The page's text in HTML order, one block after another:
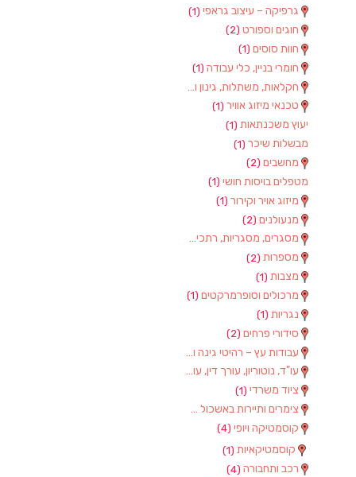
גרפיקה – עיצוב גראפי (1)
חוגים וספורט (2)
חוות סוסים (1)
חומרי בניין, כלי עבודה (1)
חקלאות, משתלות, גינון וציוד
טכנאי מיזוג אוויר (1)
יעוץ משכנתאות (1)
מבשלות שיכר (1)
מחשבים (2)
מטפלים בויסות חושי (1)
מיזוג אויר וקירור (1)
מנעולנים (2)
מסגרים, מסגריות, רתכים ועבודות מתכת
מספרות (2)
מצבות (1)
מרכולים וסופרמרקטים (1)
נגריות (1)
סידורי פרחים (2)
עבודות עץ – רהיטי גינה וגן
עו"ד, נוטוריון, עורך דין, עורכי דין
ציוד משרדי (1)
צימרים ותיירות באשכול (7)
קוסמטיקה ויופי (4)
קוסמטיקאיות (1)
רכב ותחבורה (4)